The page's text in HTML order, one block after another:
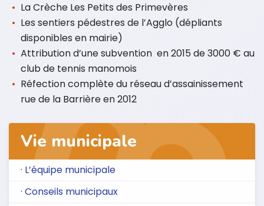
La Crèche Les Petits des Primevères
Les sentiers pédestres de l’Agglo (dépliants
disponibles en mairie)
Attribution d’une subvention en 2015 de 3000 € au
club de tennis manomois
Réfection complète du réseau d’assainissement
rue de la Barrière en 2012
Vie municipale
· L’équipe municipale
· Conseils municipaux